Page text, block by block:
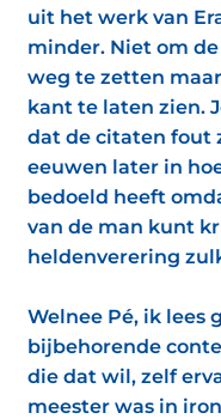
uit het werk van
minder. Niet om
weg te zetten
kant te laten zien.
dat de citaten fout
eeuwen later in
bedoeld heeft
van de man kunt
heldenverering
Welnee Pé, ik lees
bijbehorende
die dat wil, zelf
meester was in